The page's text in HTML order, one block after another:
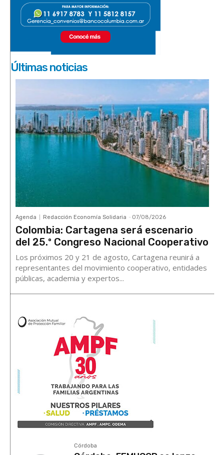
Últimas noticias
Agenda Redacción Economía Solidaria - 07/08/2026
Colombia: Cartagena será escenario
del 25.º Congreso Nacional Cooperativo
Los próximos 20 y 21 de agosto, Cartagena reunirá a
representantes del movimiento cooperativo, entidades
públicas, academia y expertos...
Córdoba